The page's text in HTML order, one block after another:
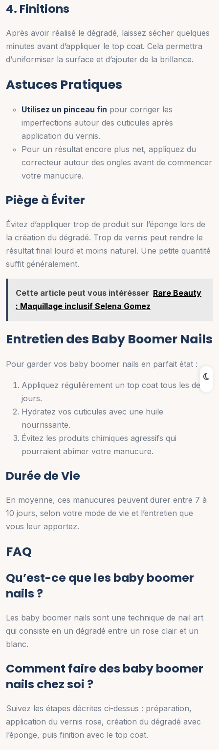
4. Finitions
Après avoir réalisé le dégradé, laissez sécher quelques
minutes avant d’appliquer le top coat. Cela permettra
d’uniformiser la surface et d’ajouter de la brillance.
Astuces Pratiques
Utilisez un pinceau fin pour corriger les
imperfections autour des cuticules après
application du vernis.
Pour un résultat encore plus net, appliquez du
correcteur autour des ongles avant de commencer
votre manucure.
Piège à Éviter
Évitez d’appliquer trop de produit sur l’éponge lors de
la création du dégradé. Trop de vernis peut rendre le
résultat final lourd et moins naturel. Une petite quantité
suffit généralement.
Cette article peut vous intérésser Rare Beauty
: Maquillage inclusif Selena Gomez
Entretien des Baby Boomer Nails
Pour garder vos baby boomer nails en parfait état :
Appliquez régulièrement un top coat tous les deux
jours.
Hydratez vos cuticules avec une huile
nourrissante.
Évitez les produits chimiques agressifs qui
pourraient abîmer votre manucure.
Durée de Vie
En moyenne, ces manucures peuvent durer entre 7 à
10 jours, selon votre mode de vie et l’entretien que
vous leur apportez.
FAQ
Qu’est-ce que les baby boomer
nails ?
Les baby boomer nails sont une technique de nail art
qui consiste en un dégradé entre un rose clair et un
blanc.
Comment faire des baby boomer
nails chez soi ?
Suivez les étapes décrites ci-dessus : préparation,
application du vernis rose, création du dégradé avec
l’éponge, puis finition avec le top coat.